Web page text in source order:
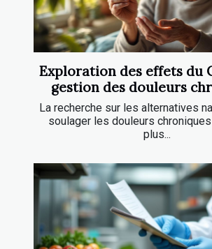
Exploration des effets du
gestion des douleurs
La recherche sur les alternatives
soulager les douleurs
plus...